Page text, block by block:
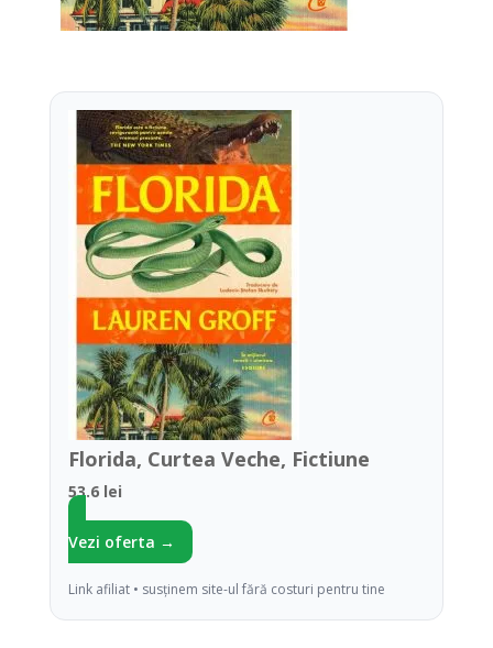
Florida, Curtea Veche, Fictiune
53.6 lei
Vezi oferta →
Link afiliat • susținem site-ul fără costuri pentru tine